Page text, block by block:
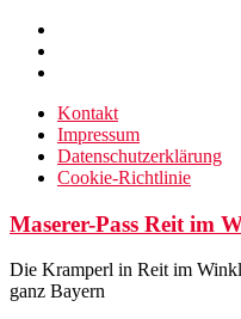
Zum
Inhalt
springen
Kontakt
Impressum
Datenschutzerklärung
Cookie-Richtlinie
Maserer-Pass Reit im
Die Kramperl in Reit im
ganz Bayern